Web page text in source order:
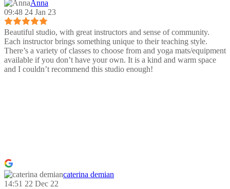
Anna
09:48 24 Jan 23
Beautiful studio, with great instructors and sense of community.
Each instructor brings something unique to their teaching style.
There’s a variety of classes to choose from and yoga mats/equipment
available if you don’t have your own. It is a kind and warm space
and I couldn’t recommend this studio enough!
caterina demian
14:51 22 Dec 22